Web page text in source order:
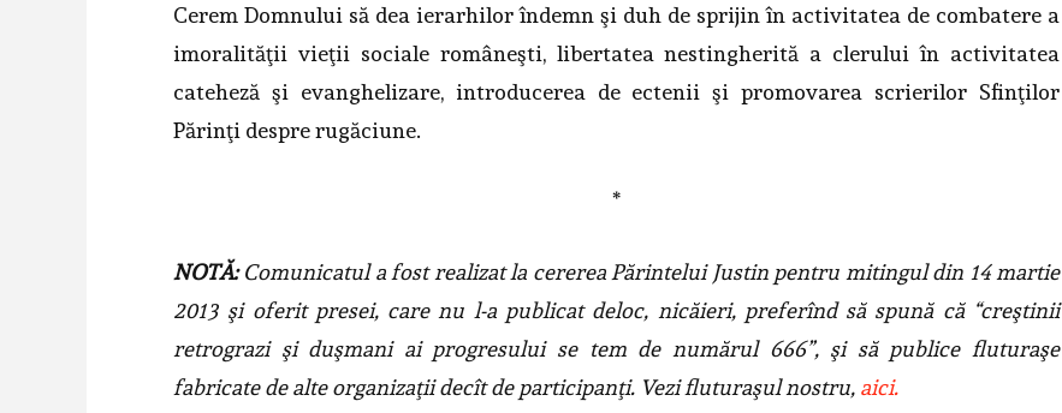
Cerem Domnului să dea ierarhilor îndemn şi duh de sprijin în activitatea de combatere a
imoralităţii vieţii sociale româneşti, libertatea nestingherită a clerului în activitatea
cateheză şi evanghelizare, introducerea de ectenii şi promovarea scrierilor Sfinţilor
Părinţi despre rugăciune.
*
NOTĂ:Comunicatul a fost realizat la cererea Părintelui Justin pentru mitingul din 14 martie
2013 şi oferit presei, care nu l-a publicat deloc, nicăieri, preferînd să spună că “creştinii
retrograzi şi duşmani ai progresului se tem de numărul 666”, şi să publice fluturaşe
fabricate de alte organizaţii decît de participanţi. Vezi fluturaşul nostru, aici.